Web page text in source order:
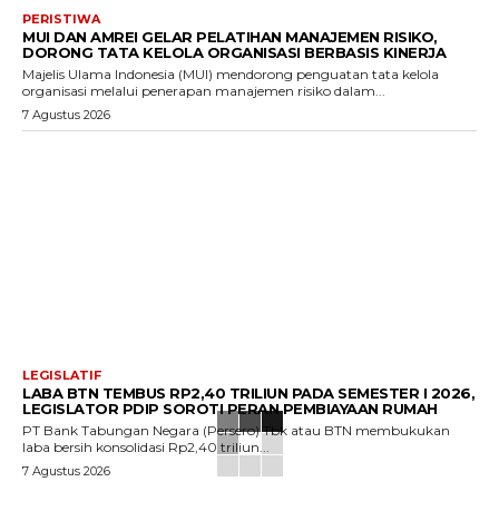
PERISTIWA
MUI DAN AMREI GELAR PELATIHAN MANAJEMEN RISIKO,
DORONG TATA KELOLA ORGANISASI BERBASIS KINERJA
Majelis Ulama Indonesia (MUI) mendorong penguatan tata kelola
organisasi melalui penerapan manajemen risiko dalam...
7 Agustus 2026
LEGISLATIF
LABA BTN TEMBUS RP2,40 TRILIUN PADA SEMESTER I 2026,
LEGISLATOR PDIP SOROTI PERAN PEMBIAYAAN RUMAH
PT Bank Tabungan Negara (Persero) Tbk atau BTN membukukan
laba bersih konsolidasi Rp2,40 triliun...
7 Agustus 2026